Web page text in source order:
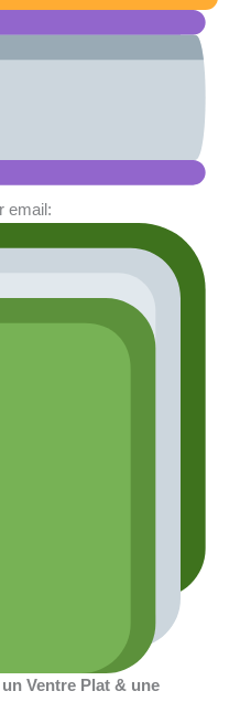
email:
Ventre Plat & une